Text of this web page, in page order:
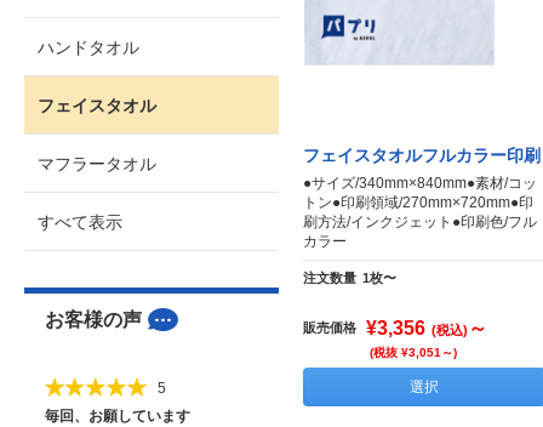
フェイスタオルフルカラー印刷
●サイズ/340mm×840mm●素材/コッ
トン●印刷領域/270mm×720mm●印
刷方法/インクジェット●印刷色/フル
カラー
注文数量 1枚〜
販売価格 ¥3,356 (税込) ～
(税抜 ¥3,051～)
選択
ハンドタオル
フェイスタオル
マフラータオル
すべて表示
お客様の声
5
毎回、お願しています